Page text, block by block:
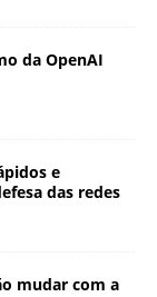
da OpenAI
e
das redes
mudar com a